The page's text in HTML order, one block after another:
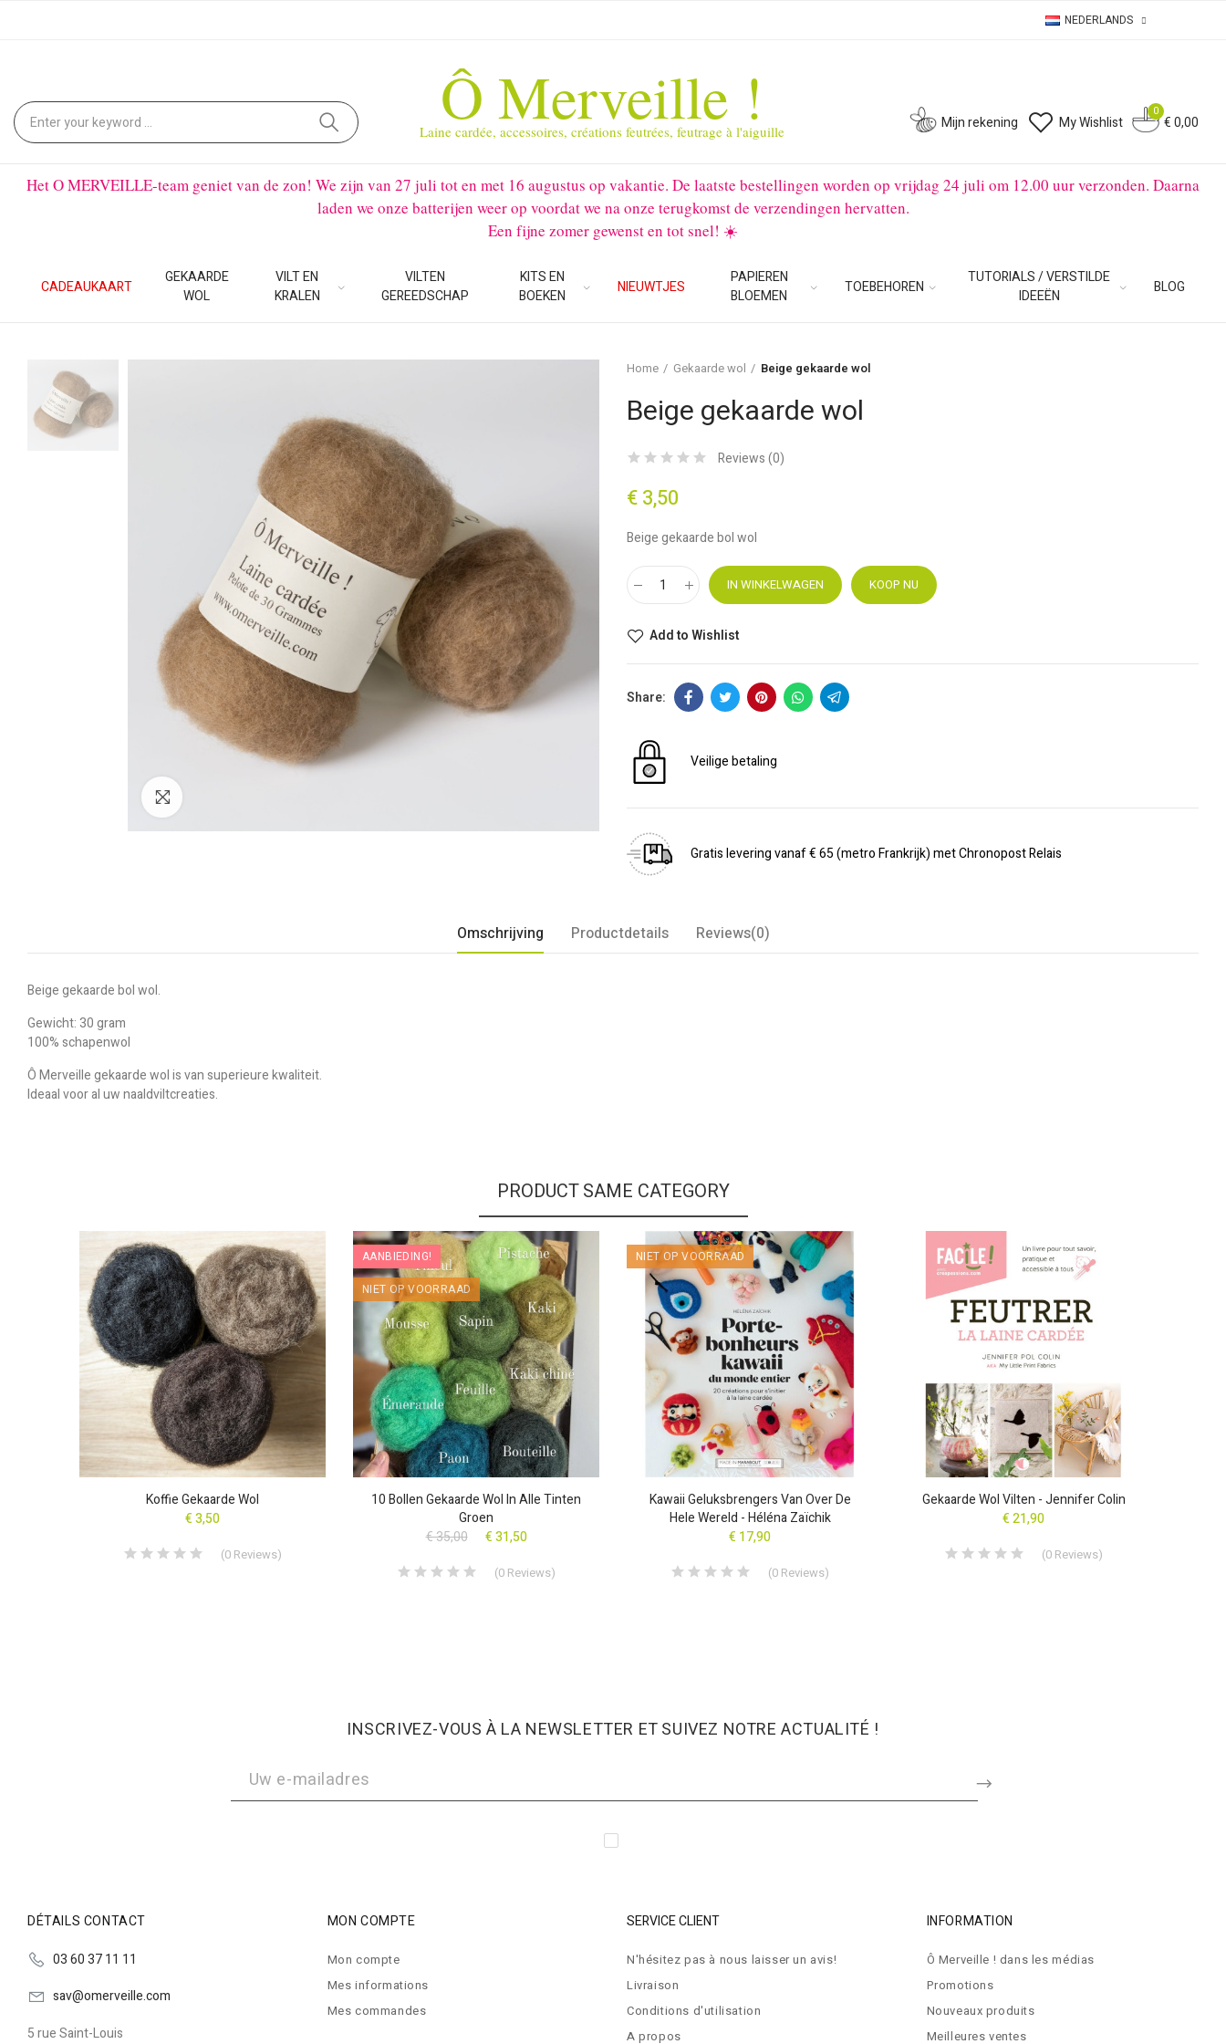
NEDERLANDS
Ô Merveille !
Laine cardée, accessoires, créations feutrées, feutrage à l'aiguille Mijn rekening My Wishlist
0
€ 0,00
Het O MERVEILLE-team geniet van de zon! We zijn van 27 juli tot en met 16 augustus op vakantie. De laatste bestellingen worden op vrijdag 24 juli om 12.00 uur verzonden. Daarna
laden we onze batterijen weer op voordat we na onze terugkomst de verzendingen hervatten.
Een fijne zomer gewenst en tot snel! ☀️
CADEAUKAART
GEKAARDE
WOL
VILT EN
KRALEN
VILTEN
GEREEDSCHAP
KITS EN
BOEKEN
NIEUWTJES
PAPIEREN
BLOEMEN
TOEBEHOREN
TUTORIALS / VERSTILDE
IDEEËN
BLOG
Home Gekaarde wol Beige gekaarde wol
Beige gekaarde wol
Reviews (0)
€ 3,50
Beige gekaarde bol wol
IN WINKELWAGEN KOOP NU
Add to Wishlist
Veilige betaling
Gratis levering vanaf € 65 (metro Frankrijk) met Chronopost Relais
Omschrijving Productdetails Reviews(0)
Beige gekaarde bol wol.
Gewicht: 30 gram
100% schapenwol
Ô Merveille gekaarde wol is van superieure kwaliteit.
Ideaal voor al uw naaldviltcreaties.
PRODUCT SAME CATEGORY
Koffie Gekaarde Wol
€ 3,50
(0 Reviews)
AANBIEDING!
NIET OP VOORRAAD
10 Bollen Gekaarde Wol In Alle Tinten
Groen
€ 35,00
€ 31,50
(0 Reviews)
NIET OP VOORRAAD
Kawaii Geluksbrengers Van Over De
Hele Wereld - Héléna Zaïchik
€ 17,90
(0 Reviews)
Gekaarde Wol Vilten - Jennifer Colin
€ 21,90
(0 Reviews)
INSCRIVEZ-VOUS À LA NEWSLETTER ET SUIVEZ NOTRE ACTUALITÉ !
DÉTAILS CONTACT
03 60 37 11 11
sav@omerveille.com
5 rue Saint-Louis
MON COMPTE
Mon compte
Mes informations
Mes commandes
SERVICE CLIENT
N'hésitez pas à nous laisser un avis!
Livraison
Conditions d'utilisation
A propos
INFORMATION
Ô Merveille ! dans les médias
Promotions
Nouveaux produits
Meilleures ventes